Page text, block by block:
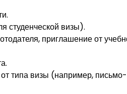
студенческой визы).
приглашение от
типа визы (например,